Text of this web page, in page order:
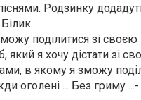
Родзинку
поділитися зі
я хочу дістати зі
в якому я зможу
оголені ... Без гриму